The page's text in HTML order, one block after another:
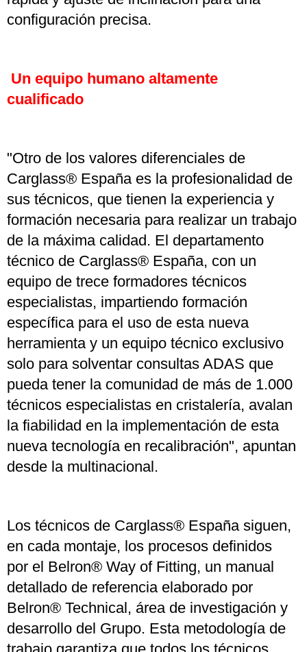
configuración precisa.
Un equipo humano altamente
cualificado
"Otro de los valores diferenciales de
Carglass® España es la profesionalidad de
sus técnicos, que tienen la experiencia y
formación necesaria para realizar un trabajo
de la máxima calidad. El departamento
técnico de Carglass® España, con un
equipo de trece formadores técnicos
especialistas, impartiendo formación
específica para el uso de esta nueva
herramienta y un equipo técnico exclusivo
solo para solventar consultas ADAS que
pueda tener la comunidad de más de 1.000
técnicos especialistas en cristalería, avalan
la fiabilidad en la implementación de esta
nueva tecnología en recalibración", apuntan
desde la multinacional.
Los técnicos de Carglass® España siguen,
en cada montaje, los procesos definidos
por el Belron® Way of Fitting, un manual
detallado de referencia elaborado por
Belron® Technical, área de investigación y
desarrollo del Grupo. Esta metodología de